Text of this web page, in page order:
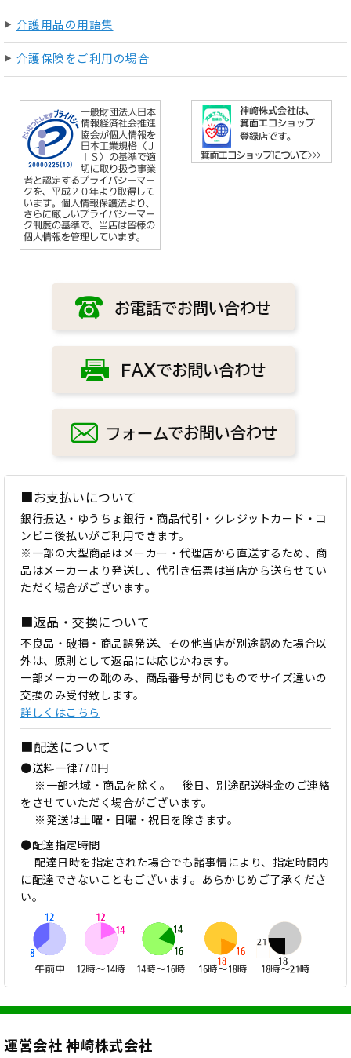
介護用品の用語集
介護保険をご利用の場合
■お支払いについて
銀行振込・ゆうちょ銀行・商品代引・クレジットカード・コ
ンビニ後払いがご利用できます。
※一部の大型商品はメーカー・代理店から直送するため、商
品はメーカーより発送し、代引き伝票は当店から送らせてい
ただく場合がございます。
■返品・交換について
不良品・破損・商品誤発送、その他当店が別途認めた場合以
外は、原則として返品には応じかねます。
一部メーカーの靴のみ、商品番号が同じものでサイズ違いの
交換のみ受付致します。
詳しくはこちら
■配送について
●送料一律770円
※一部地域・商品を除く。 後日、別途配送料金のご連絡
をさせていただく場合がございます。
※発送は土曜・日曜・祝日を除きます。
●配達指定時間
配達日時を指定された場合でも諸事情により、指定時間内
に配達できないこともございます。あらかじめご了承くださ
い。
運営会社 神崎株式会社